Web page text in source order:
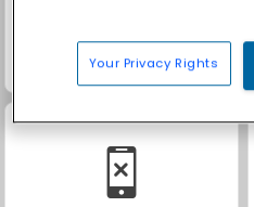
Troll Face Quest: Horror
Your Privacy Rights